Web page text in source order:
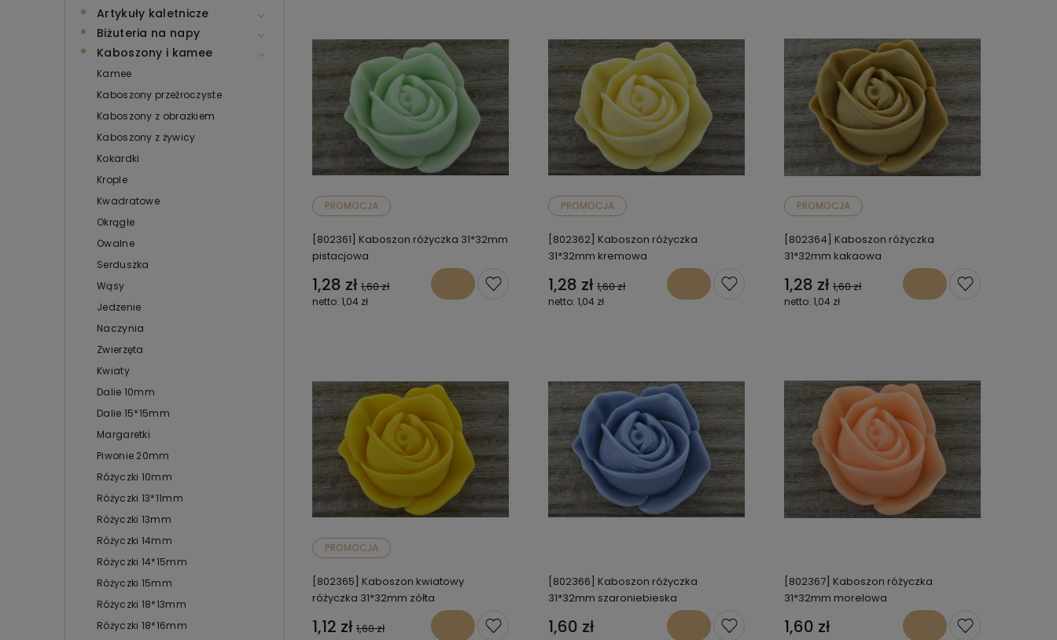
Artykuły kaletnicze
Biżuteria na napy
Kaboszony i kamee
Kamee
Kaboszony przeźroczyste
Kaboszony z obrazkiem
Kaboszony z żywicy
Kokardki
Krople
Kwadratowe
Okrągłe
Owalne
Serduszka
Wąsy
Jedzenie
Naczynia
Zwierzęta
Kwiaty
Dalie 10mm
Dalie 15*15mm
Margaretki
Piwonie 20mm
Różyczki 10mm
Różyczki 13*11mm
Różyczki 13mm
Różyczki 14mm
Różyczki 14*15mm
Różyczki 15mm
Różyczki 18*13mm
Różyczki 18*16mm
[802361] Kaboszon różyczka 31*32mm
pistacjowa
1,28 zł 1,60 zł
1,04 zł
PROMOCJA
[802362] Kaboszon różyczka
31*32mm kremowa
1,28 zł 1,60 zł
1,04 zł
PROMOCJA
[802364] Kaboszon różyczka
31*32mm kakaowa
1,28 zł 1,60 zł
1,04 zł
PROMOCJA
[802365] Kaboszon kwiatowy
różyczka 31*32mm zółta
1,12 zł 1,60 zł
PROMOCJA
[802366] Kaboszon różyczka
31*32mm szaroniebieska
1,60 zł
[802367] Kaboszon różyczka
31*32mm morelowa
1,60 zł